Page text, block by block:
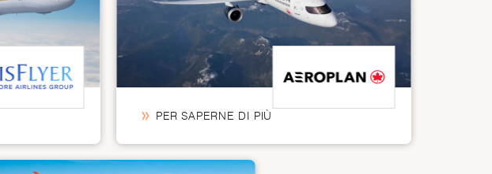
PER SAPERNE DI PIÙ